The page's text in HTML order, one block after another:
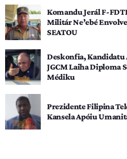
Komandu Jerál F-
Militár Ne’ebé
SEATOU
Deskonfia, Kandidatu
JGCM Laiha Diploma
Médiku
Prezidente Filipina
Kansela Apóiu